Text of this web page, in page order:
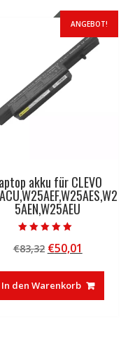
ANGEBOT!
akku für CLEVO
5AEN,W25AEU
5.00
von 5
€83,32 Ursprünglicher
war:
€83,32
€50,01
ist:
€50,01.
In den Warenkorb